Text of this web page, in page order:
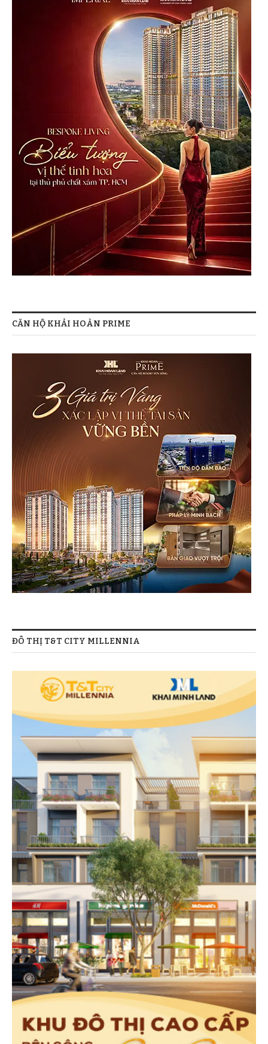
CĂN HỘ KHẢI HOÀN PRIME
ĐÔ THỊ T&T CITY MILLENNIA